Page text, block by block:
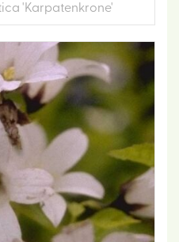
'Karpatenkrone'